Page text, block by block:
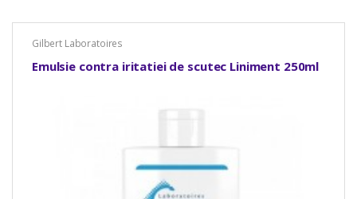
Gilbert Laboratoires
Emulsie contra iritatiei de scutec Liniment 250ml